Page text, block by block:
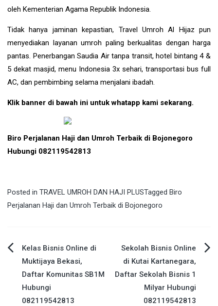
oleh Kementerian Agama Republik Indonesia.
Tidak hanya jaminan kepastian, Travel Umroh Al Hijaz pun
menyediakan layanan umroh paling berkualitas dengan harga
pantas. Penerbangan Saudia Air tanpa transit, hotel bintang 4 &
5 dekat masjid, menu Indonesia 3x sehari, transportasi bus full
AC, dan pembimbing selama menjalani ibadah.
Klik banner di bawah ini untuk whatapp kami sekarang.
Biro Perjalanan Haji dan Umroh Terbaik di Bojonegoro
Hubungi 082119542813
Posted in TRAVEL UMROH DAN HAJI PLUSTagged Biro
Perjalanan Haji dan Umroh Terbaik di Bojonegoro
Post
navigation
Kelas Bisnis Online di
Muktijaya Bekasi,
Daftar Komunitas SB1M
Hubungi
082119542813
Sekolah Bisnis Online
di Kutai Kartanegara,
Daftar Sekolah Bisnis 1
Milyar Hubungi
082119542813